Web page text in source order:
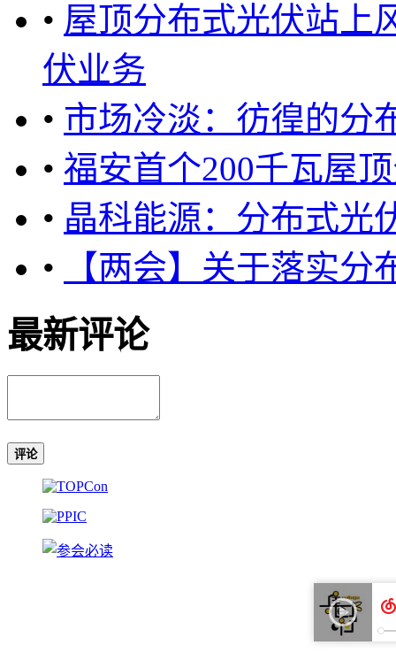
• 屋顶分布式光伏站上
伏业务
• 市场冷淡：彷徨的分
• 福安首个200千瓦屋
• 晶科能源：分布式光
•
【两会】关于落实
最新评论
评论